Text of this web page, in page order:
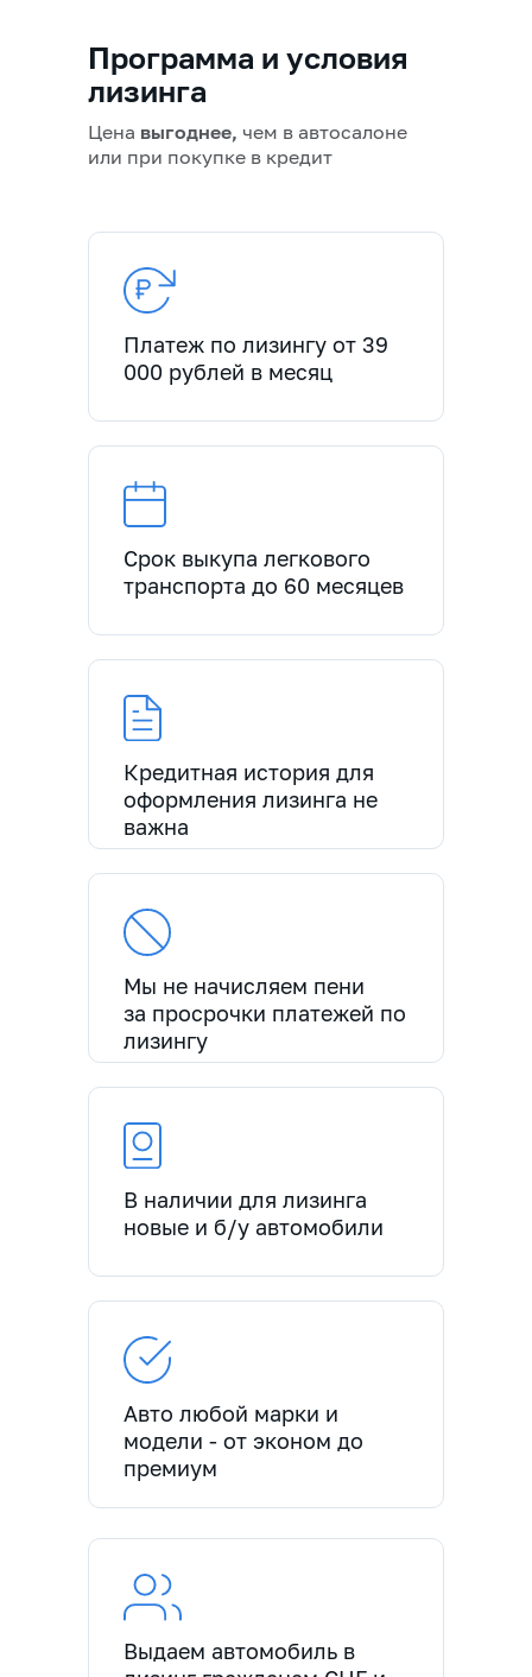
Программа и условия
лизинга
Цена выгоднее, чем в автосалоне
или при покупке в кредит
Платеж по лизингу от 39
000 рублей в месяц
Срок выкупа легкового
транспорта до 60 месяцев
Кредитная история для
оформления лизинга не
важна
Мы не начисляем пени
за просрочки платежей по
лизингу
В наличии для лизинга
новые и б/у автомобили
Авто любой марки и
модели - от эконом до
премиум
Выдаем автомобиль в